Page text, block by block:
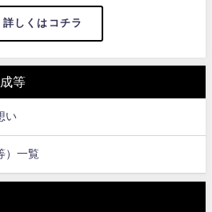
詳しくはコチラ
等
い
）一覧